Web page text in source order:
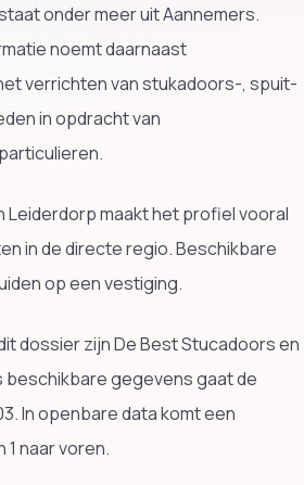
onder meer uit Aannemers.
noemt daarnaast
verrichten van stukadoors-, spuit-
in opdracht van
Leiderdorp maakt het profiel vooral
in de directe regio. Beschikbare
op een vestiging.
dossier zijn De Best Stucadoors en
beschikbare gegevens gaat de
In openbare data komt een
naar voren.